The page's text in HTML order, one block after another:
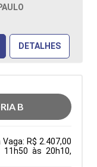
CLT
Área de Atuação:
Acadêmica:
DETALHES
B
R$ 2.407,00
11h50 às 20h10,